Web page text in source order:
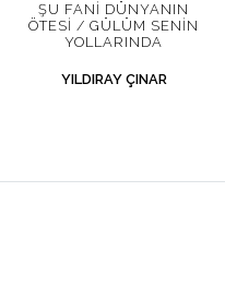
ŞU FANI DÜNYANIN
ÖTESI / GÜLÜM SENIN
YOLLARINDA
YILDIRAY ÇINAR